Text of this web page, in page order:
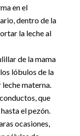
en el
dentro de la
la leche al
de la mama
lóbulos de la
materna.
que
el pezón.
ocasiones,